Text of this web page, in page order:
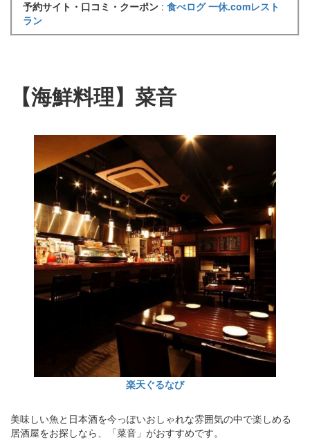
予約サイト・口コミ・クーポン : 食べログ一休.comレスト
ラン
【海鮮料理】菜音
楽天ぐるなび
美味しい魚と日本酒を今っぽいおしゃれな雰囲気の中で楽しめる
居酒屋をお探しなら、「菜音」がおすすめです。